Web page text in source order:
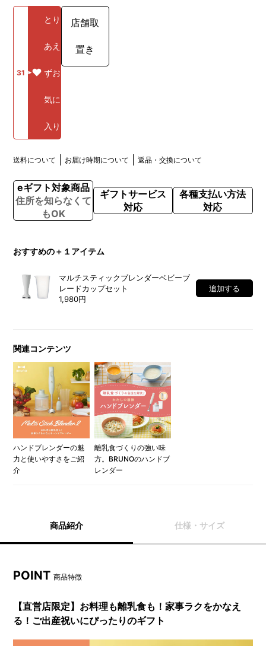
31
とり
あえ
ずお
気に
入り
店舗取
置き
送料について お届け時期について 返品・交換について
eギフト対象商品
住所を知らなくて
もOK
ギフトサービス
対応
各種支払い方法
対応
おすすめの＋１アイテム
マルチスティックブレンダーベビーブ
レードカップセット
1,980円
追加する
関連コンテンツ
ハンドブレンダーの魅
力と使いやすさをご紹
介
離乳食づくりの強い味
方。BRUNOのハンドブ
レンダー
商品紹介 仕様・サイズ
POINT商品特徴
【直営店限定】お料理も離乳食も！家事ラクをかなえ
る！ご出産祝いにぴったりのギフト